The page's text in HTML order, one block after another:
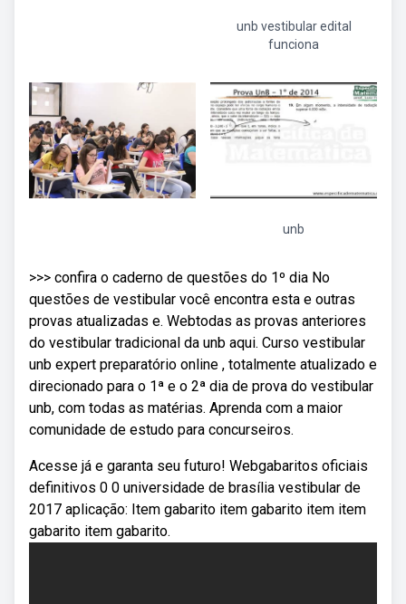
unb vestibular edital
funciona
unb
>>> confira o caderno de questões do 1º dia No
questões de vestibular você encontra esta e outras
provas atualizadas e. Webtodas as provas anteriores
do vestibular tradicional da unb aqui. Curso vestibular
unb expert preparatório online , totalmente atualizado e
direcionado para o 1ª e o 2ª dia de prova do vestibular
unb, com todas as matérias. Aprenda com a maior
comunidade de estudo para concurseiros.
Acesse já e garanta seu futuro! Webgabaritos oficiais
definitivos 0 0 universidade de brasília vestibular de
2017 aplicação: Item gabarito item gabarito item item
gabarito item gabarito.